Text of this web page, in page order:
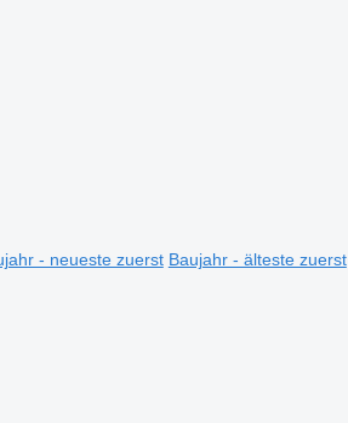
- neueste zuerst Baujahr - älteste zuerst